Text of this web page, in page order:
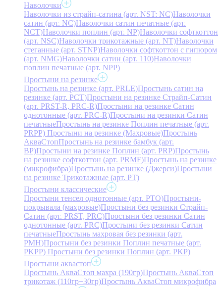
Наволочки
Наволочки из страйп-сатина (арт. NST: NC)Наволочки
сатин (арт. NC)Наволочки сатин печатные (арт.
NCT)Наволочки поплин (арт. NP)Наволочки софткоттон
(арт. NSC)Наволочки трикотажные (арт. NT)Наволочки
стеганные (арт. STNP)Наволочки софткоттон с гипюром
(арт. NMG)Наволочки сатин (арт. 110)Наволочки
поплин печатные (арт. NPP)
Простыни на резинке
Простынь на резинке (арт. PRLE)Простынь сатин на
резинке (арт. PCT)Простыни на резинке Страйп-Сатин
(арт. PRST-R, PRC-R)Простыни на резинке Сатин
однотонные (арт. PRC-R)Простыни на резинки Сатин
печатныеПростынь на резинке Поплин печатные (арт.
PRPP) Простыни на резинке (Махровые)Простынь
АкваСтопПростынь на резинке бамбук (арт.
BP)Простыни на резинке Поплин (арт. PRP)Простынь
на резинке софткоттон (арт. PRMF)Простынь на резинке
(микрофибра)Простынь на резинке (Джерси)Простыни
на резинке Трикотажные (арт. РТ)
Простыни классические
Простыни тенсел однотонные (арт. PTO)Простыни-
покрывала (махровые)Простыни без резинки Страйп-
Сатин (арт. PRST, PRC)Простыни без резинки Сатин
однотонные (арт. PRC)Простыни без резинки Сатин
печатныеПростынь махровая без резинки (арт.
PMH)Простыни без резинки Поплин печатные (арт.
PKPP) Простыни без резинки Поплин (арт. PKP)
Простыни аквастоп
Простынь АкваСтоп махра (190гр)Простынь АкваСтоп
трикотаж (110гр+30гр)Простынь АкваСтоп микрофибра